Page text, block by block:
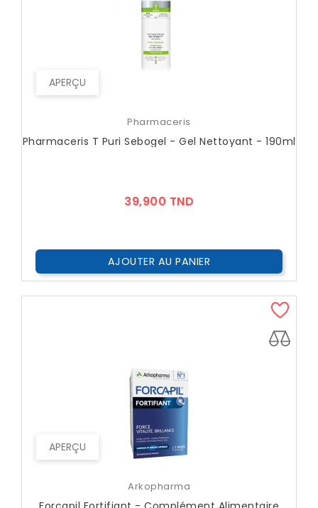
APERÇU
Pharmaceris
Pharmaceris T Puri Sebogel - Gel Nettoyant - 190ml
39,900 TND
AJOUTER AU PANIER
APERÇU
Arkopharma